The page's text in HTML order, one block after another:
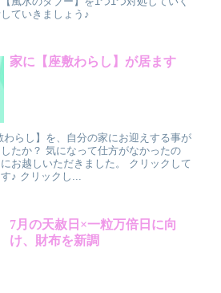
ていきましょう♪
家に【座敷わらし】が居ます
らし】を、自分の家にお迎えする事が
たか？ 気になって仕方がなかったの
お越しいただきました。 クリックして
♪ クリックし...
7月の天赦日×一粒万倍日に向
け、財布を新調